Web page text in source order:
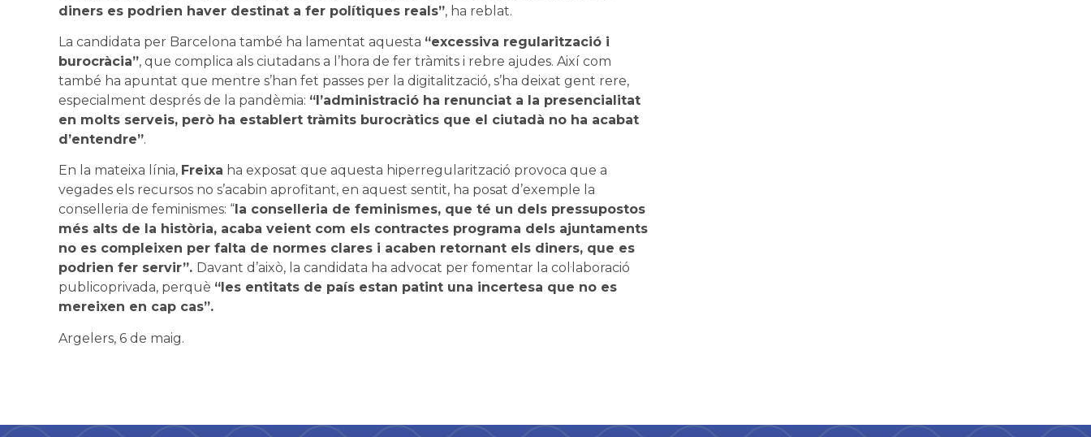
diners es podrien haver destinat a fer polítiques reals”, ha reblat.
La candidata per Barcelona també ha lamentat aquesta “excessiva regularització i
burocràcia”, que complica als ciutadans a l’hora de fer tràmits i rebre ajudes. Així com
també ha apuntat que mentre s’han fet passes per la digitalització, s’ha deixat gent rere,
especialment després de la pandèmia: “l’administració ha renunciat a la presencialitat
en molts serveis, però ha establert tràmits burocràtics que el ciutadà no ha acabat
d’entendre”.
En la mateixa línia, Freixa ha exposat que aquesta hiperregularització provoca que a
vegades els recursos no s’acabin aprofitant, en aquest sentit, ha posat d’exemple la
conselleria de feminismes: “ la conselleria de feminismes, que té un dels pressupostos
més alts de la història, acaba veient com els contractes programa dels ajuntaments
no es compleixen per falta de normes clares i acaben retornant els diners, que es
podrien fer servir”. Davant d’això, la candidata ha advocat per fomentar la col·laboració
publicoprivada, perquè “les entitats de país estan patint una incertesa que no es
mereixen en cap cas”.
Argelers, 6 de maig.